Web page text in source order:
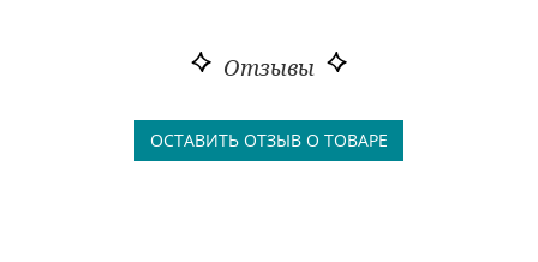
Отзывы
ОСТАВИТЬ ОТЗЫВ О ТОВАРЕ